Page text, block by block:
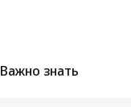
Важно знать